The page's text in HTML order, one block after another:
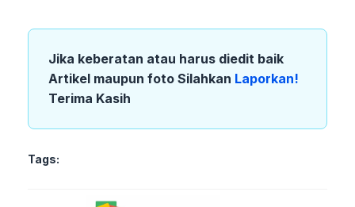
Jika keberatan atau harus diedit baik
Artikel maupun foto Silahkan Laporkan!
Terima Kasih
Tags: